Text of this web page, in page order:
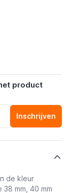
product
Inschrijven
de kleur
mm, 40 mm